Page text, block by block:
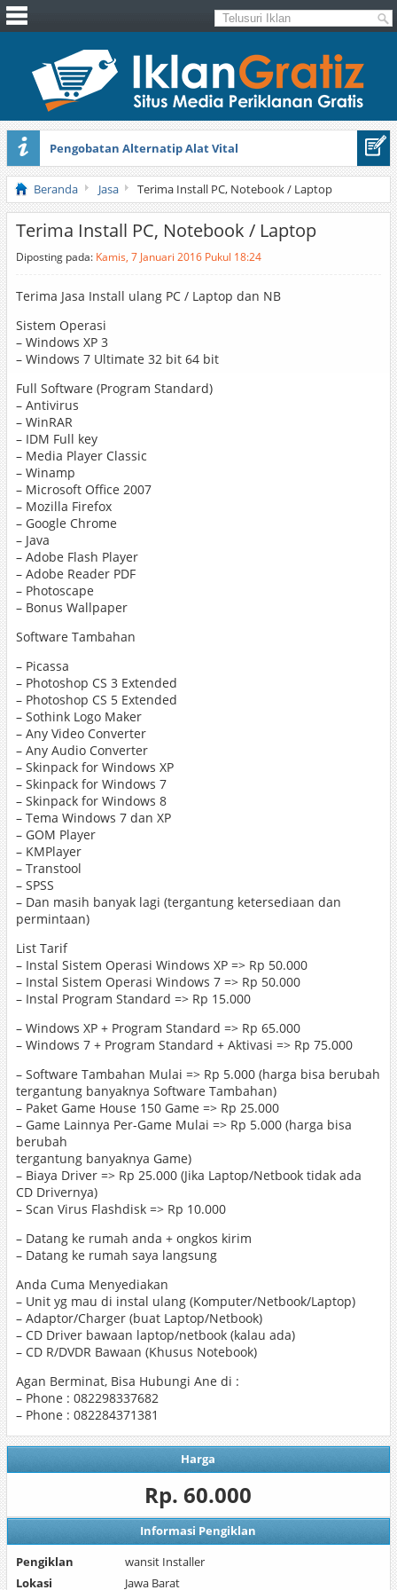
Pengobatan Alternatip Alat Vital
Pita Cantik Pesona
Beranda Jasa Terima Install PC, Notebook / Laptop
Terima Install PC, Notebook / Laptop
Diposting pada: Kamis, 7 Januari 2016 Pukul 18:24
Terima Jasa Install ulang PC / Laptop dan NB
Sistem Operasi
– Windows XP 3
– Windows 7 Ultimate 32 bit 64 bit
Full Software (Program Standard)
– Antivirus
– WinRAR
– IDM Full key
– Media Player Classic
– Winamp
– Microsoft Office 2007
– Mozilla Firefox
– Google Chrome
– Java
– Adobe Flash Player
– Adobe Reader PDF
– Photoscape
– Bonus Wallpaper
Software Tambahan
– Picassa
– Photoshop CS 3 Extended
– Photoshop CS 5 Extended
– Sothink Logo Maker
– Any Video Converter
– Any Audio Converter
– Skinpack for Windows XP
– Skinpack for Windows 7
– Skinpack for Windows 8
– Tema Windows 7 dan XP
– GOM Player
– KMPlayer
– Transtool
– SPSS
– Dan masih banyak lagi (tergantung ketersediaan dan
permintaan)
List Tarif
– Instal Sistem Operasi Windows XP => Rp 50.000
– Instal Sistem Operasi Windows 7 => Rp 50.000
– Instal Program Standard => Rp 15.000
– Windows XP + Program Standard => Rp 65.000
– Windows 7 + Program Standard + Aktivasi => Rp 75.000
– Software Tambahan Mulai => Rp 5.000 (harga bisa berubah
tergantung banyaknya Software Tambahan)
– Paket Game House 150 Game => Rp 25.000
– Game Lainnya Per-Game Mulai => Rp 5.000 (harga bisa
berubah
tergantung banyaknya Game)
– Biaya Driver => Rp 25.000 (Jika Laptop/Netbook tidak ada
CD Drivernya)
– Scan Virus Flashdisk => Rp 10.000
– Datang ke rumah anda + ongkos kirim
– Datang ke rumah saya langsung
Anda Cuma Menyediakan
– Unit yg mau di instal ulang (Komputer/Netbook/Laptop)
– Adaptor/Charger (buat Laptop/Netbook)
– CD Driver bawaan laptop/netbook (kalau ada)
– CD R/DVDR Bawaan (Khusus Notebook)
Agan Berminat, Bisa Hubungi Ane di :
– Phone : 082298337682
– Phone : 082284371381
Harga
Rp. 60.000
Informasi Pengiklan
Pengiklan
wansit Installer
Lokasi
Jawa Barat